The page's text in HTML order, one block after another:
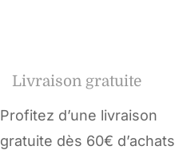
Livraison gratuite
Profitez d’une livraison
gratuite dès 60€ d’achats